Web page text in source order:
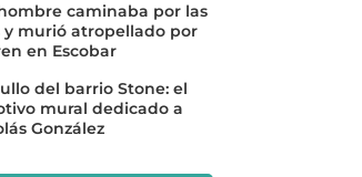
caminaba por las
y murió atropellado por
en Escobar
del barrio Stone: el
mural dedicado a
González